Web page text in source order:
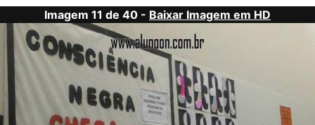
Imagem 11 de 40 - Baixar Imagem em HD